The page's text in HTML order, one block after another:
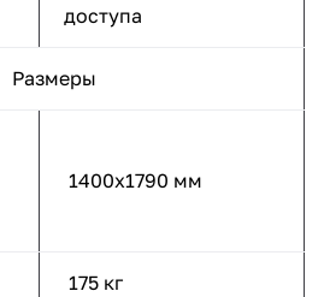
доступа
Размеры
1400х1790 мм
175 кг